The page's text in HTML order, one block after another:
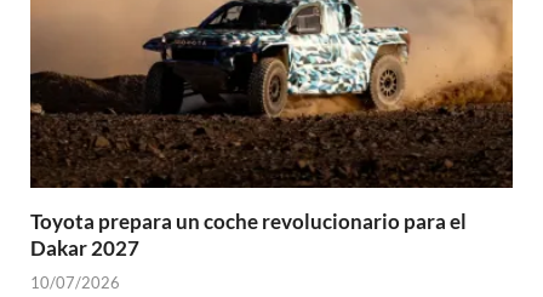
Toyota prepara un coche revolucionario para el
Dakar 2027
10/07/2026